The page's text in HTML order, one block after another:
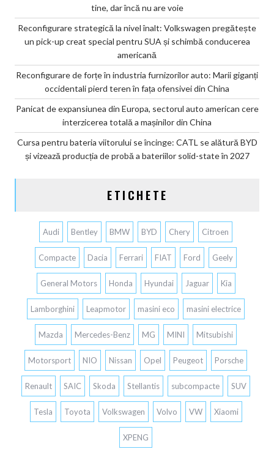
tine, dar încă nu are voie
Reconfigurare strategică la nivel înalt: Volkswagen pregătește
un pick-up creat special pentru SUA și schimbă conducerea
americană
Reconfigurare de forțe în industria furnizorilor auto: Marii giganți
occidentali pierd teren în fața ofensivei din China
Panicat de expansiunea din Europa, sectorul auto american cere
interzicerea totală a mașinilor din China
Cursa pentru bateria viitorului se încinge: CATL se alătură BYD
și vizează producția de probă a bateriilor solid-state în 2027
ETICHETE
Audi Bentley BMW BYD Chery Citroen
Compacte Dacia Ferrari FIAT Ford Geely
General Motors Honda Hyundai Jaguar Kia
Lamborghini Leapmotor masini eco masini electrice
Mazda Mercedes-Benz MG MINI Mitsubishi
Motorsport NIO Nissan Opel Peugeot Porsche
Renault SAIC Skoda Stellantis subcompacte SUV
Tesla Toyota Volkswagen Volvo VW Xiaomi
XPENG